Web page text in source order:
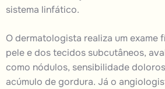
sistema linfático.
O dermatologista realiza um exame
pele e dos tecidos subcutâneos,
como nódulos, sensibilidade
acúmulo de gordura. Já o